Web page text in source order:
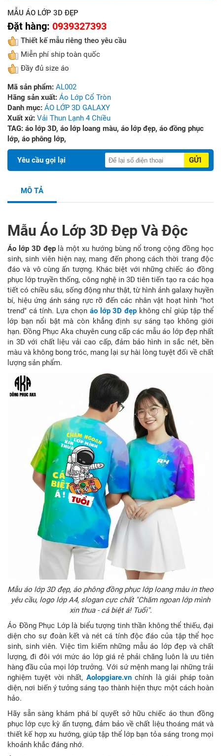
MẪU ÁO LỚP 3D ĐẸP
Đặt hàng: 0939327393
Thiết kế mẫu riêng theo yêu cầu
Miễn phí ship toàn quốc
Đầy đủ size áo
Mã sản phẩm: AL002
Hãng sản xuất: Áo Lớp Cổ Tròn
Danh mục: ÁO LỚP 3D GALAXY
Xuất xứ: Vải Thun Lạnh 4 Chiều
TAG: áo lớp 3D, áo lớp loang màu, áo lớp đẹp, áo đồng phục
lớp, áo phông lớp,
Yêu cầu gọi lại GỬI
MÔ TẢ
Mẫu Áo Lớp 3D Đẹp Và Độc
Áo lớp 3D đẹplà một xu hướng bùng nổ trong cộng đồng học
sinh, sinh viên hiện nay, mang đến phong cách thời trang độc
đáo và vô cùng ấn tượng. Khác biệt với những chiếc áo đồng
phục lớp truyền thống, công nghệ in 3D tiên tiến tạo ra các họa
tiết có chiều sâu, sống động như thật, từ hình ảnh galaxy huyền
bí, hiệu ứng ánh sáng rực rỡ đến các nhân vật hoạt hình "hot
trend" cá tính. Lựa chọn áo lớp 3D đẹp không chỉ giúp tập thể
lớp bạn nổi bật mà còn khẳng định sự sáng tạo không giới
hạn. Đồng Phục Aka chuyên cung cấp các mẫu áo lớp đẹp nhất
in 3D với chất liệu vải cao cấp, đảm bảo hình in sắc nét, bền
màu và không bong tróc, mang lại sự hài lòng tuyệt đối về chất
lượng sản phẩm.
Mẫu áo lớp 3D đẹp, áo phông đồng phục lớp loang màu in theo
yêu cầu, logo lớp A4, slogan cực chất "Chăm ngoan lớp mình
xin thua - cá biệt á! Tuổi".
Áo Đồng Phục Lớp là biểu tượng tinh thần không thể thiếu, đại
diện cho sự đoàn kết và nét cá tính độc đáo của tập thể học
sinh, sinh viên. Việc tìm kiếm những mẫu áo lớp đẹp và chất
lượng, đi đôi với mức áo lớp giá rẻ phải chăng luôn là ưu tiên
hàng đầu của mọi lớp trưởng. Với sứ mệnh mang lại những trải
nghiệm tuyệt vời nhất, Aolopgiare.vnchính là giải pháp toàn
diện, nơi biến ý tưởng sáng tạo thành hiện thực một cách hoàn
hảo.
Hãy sẵn sàng khám phá bí quyết sở hữu chiếc áo thun đồng
phục lớp cực kỳ ấn tượng, đảm bảo về chất liệu thoáng mát và
thiết kế hợp xu hướng, giúp tập thể lớp bạn tỏa sáng trong mọi
khoảnh khắc đáng nhớ.